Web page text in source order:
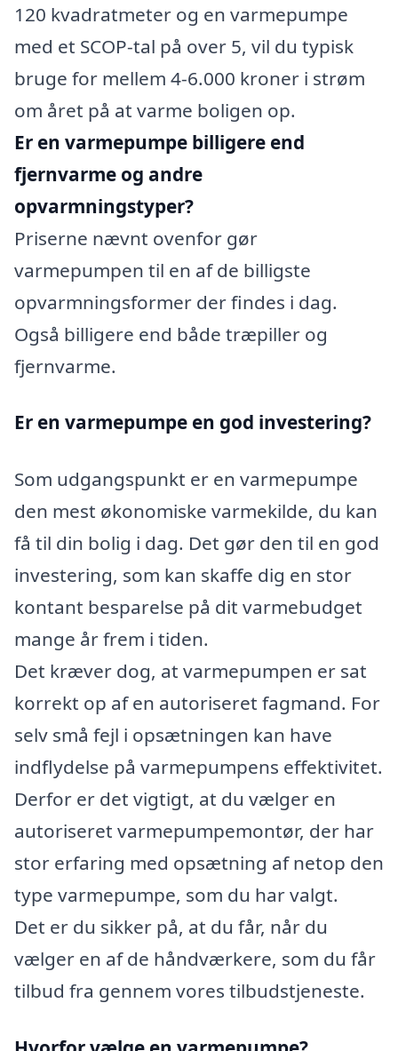
120 kvadratmeter og en varmepumpe
med et SCOP-tal på over 5, vil du typisk
bruge for mellem 4-6.000 kroner i strøm
om året på at varme boligen op.
Er en varmepumpe billigere end
fjernvarme og andre
opvarmningstyper?
Priserne nævnt ovenfor gør
varmepumpen til en af de billigste
opvarmningsformer der findes i dag.
Også billigere end både træpiller og
fjernvarme.
Er en varmepumpe en god investering?
Som udgangspunkt er en varmepumpe
den mest økonomiske varmekilde, du kan
få til din bolig i dag. Det gør den til en god
investering, som kan skaffe dig en stor
kontant besparelse på dit varmebudget
mange år frem i tiden.
Det kræver dog, at varmepumpen er sat
korrekt op af en autoriseret fagmand. For
selv små fejl i opsætningen kan have
indflydelse på varmepumpens effektivitet.
Derfor er det vigtigt, at du vælger en
autoriseret varmepumpemontør, der har
stor erfaring med opsætning af netop den
type varmepumpe, som du har valgt.
Det er du sikker på, at du får, når du
vælger en af de håndværkere, som du får
tilbud fra gennem vores tilbudstjeneste.